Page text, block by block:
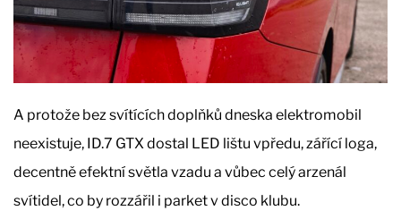
A protože bez svítících doplňků dneska elektromobil
neexistuje, ID.7 GTX dostal LED lištu vpředu, zářící loga,
decentně efektní světla vzadu a vůbec celý arzenál
svítidel, co by rozzářil i parket v disco klubu.